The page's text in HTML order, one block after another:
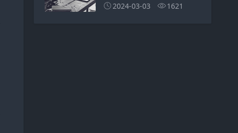
2024-03-03
1621